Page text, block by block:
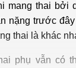
mang thai bởi
nặng trước
thai là khác
phụ vẫn có